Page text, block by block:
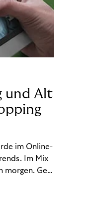
und Alt
im Online-
Im Mix
morgen. Gen